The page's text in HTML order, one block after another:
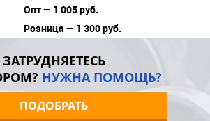
Опт — 1 005 руб.
Розница — 1 300 руб.
ЗАТРУДНЯЕТЕСЬ
НУЖНА ПОМОЩЬ?
ПОДОБРАТЬ